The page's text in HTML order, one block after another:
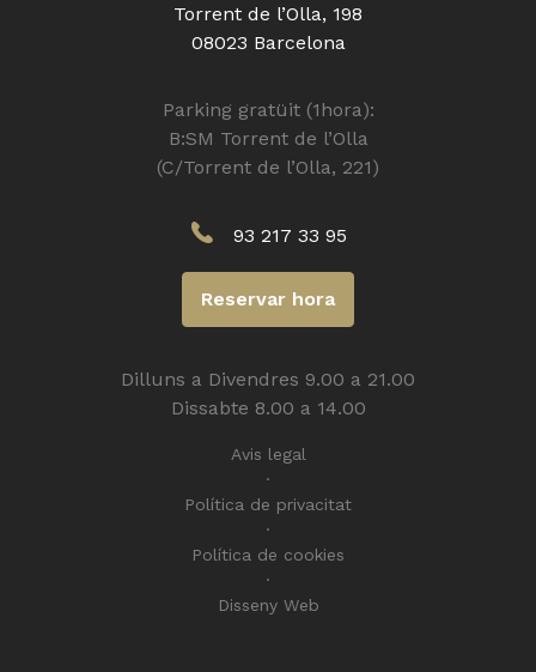
Torrent de l’Olla, 198
08023 Barcelona
Parking gratüit (1hora):
B:SM Torrent de l’Olla
(C/Torrent de l’Olla, 221)
93 217 33 95
Reservar hora
Dilluns a Divendres 9.00 a 21.00
Dissabte 8.00 a 14.00
Avis legal
Política de privacitat
Política de cookies
Disseny Web